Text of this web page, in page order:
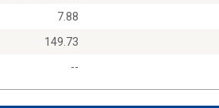
7.88
149.73
--